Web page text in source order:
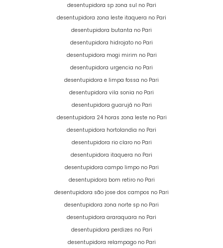
desentupidora sp zona sul no Pari
desentupidora zona leste itaquera no Pari
desentupidora butanta no Pari
desentupidora hidrojato no Pari
desentupidora mogi mirim no Pari
desentupidora urgencia no Pari
desentupidora e limpa fossa no Pari
desentupidora vila sonia no Pari
desentupidora guarujá no Pari
desentupidora 24 horas zona leste no Pari
desentupidora hortolandia no Pari
desentupidora rio claro no Pari
desentupidora itaquera no Pari
desentupidora campo limpo no Pari
desentupidora bom retiro no Pari
desentupidora são jose dos campos no Pari
desentupidora zona norte sp no Pari
desentupidora araraquara no Pari
desentupidora perdizes no Pari
desentupidora relampago no Pari